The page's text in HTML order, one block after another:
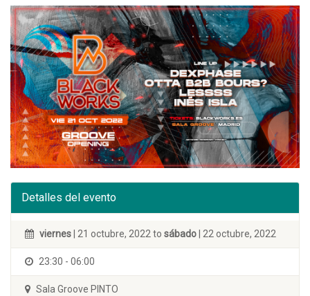
Detalles del evento
viernes | 21 octubre, 2022 to sábado | 22 octubre, 2022
23:30 - 06:00
Sala Groove PINTO